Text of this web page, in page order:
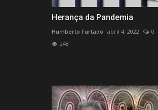
Herança da Pandemia
Humberto Furtado abril 4, 2022
0
248